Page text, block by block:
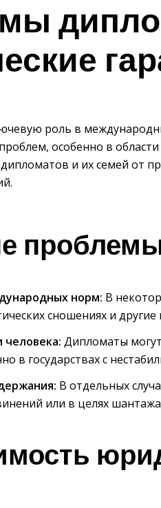
роль в
особенно в
и их семей от
норм: В
сношениях и
Дипломаты
в государствах с
В отдельных
или в целях